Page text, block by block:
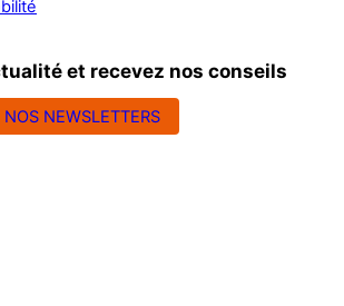
et recevez nos conseils
NEWSLETTERS